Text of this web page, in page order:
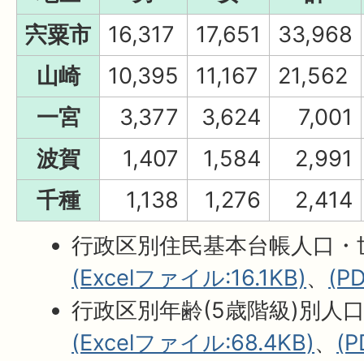
宍粟市
16,317 17,651
33,968
山崎
10,395 11,167
21,562
一宮
3,377 3,624
7,001
波賀
1,407 1,584
2,991
千種
1,138 1,276
2,414
行政区別住民基本台帳人口・
(Excelファイル:16.1KB)、
行政区別年齢(5歳階級)別人
(Excelファイル:68.4KB)、